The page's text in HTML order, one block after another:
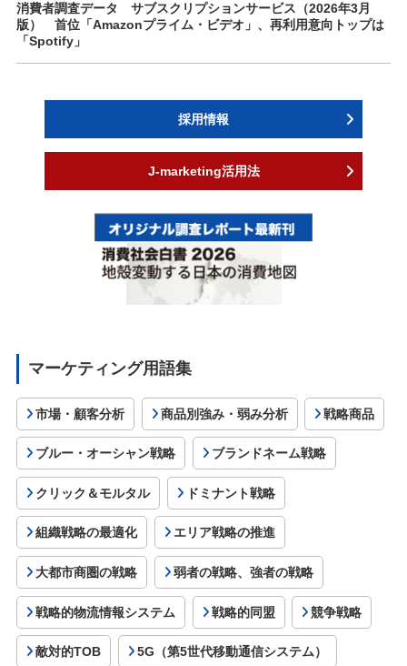
消費者調査データ サブスクリプションサービス（2026年3月
版） 首位「Amazonプライム・ビデオ」、再利用意向トップは
「Spotify」
採用情報
J-marketing活用法
マーケティング用語集
市場・顧客分析 商品別強み・弱み分析 戦略商品
ブルー・オーシャン戦略 ブランドネーム戦略
クリック＆モルタル ドミナント戦略
組織戦略の最適化 エリア戦略の推進
大都市商圏の戦略 弱者の戦略、強者の戦略
戦略的物流情報システム 戦略的同盟 競争戦略
敵対的TOB 5G（第5世代移動通信システム）